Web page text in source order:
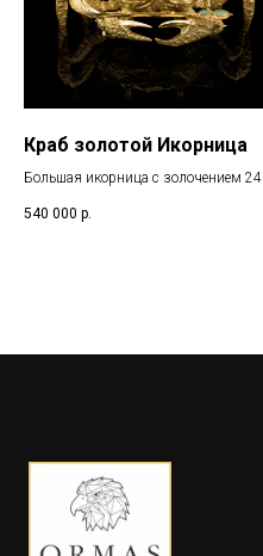
Краб золотой Икорница
Большая икорница с золочением 24
черным жемчугом
540 000 р.